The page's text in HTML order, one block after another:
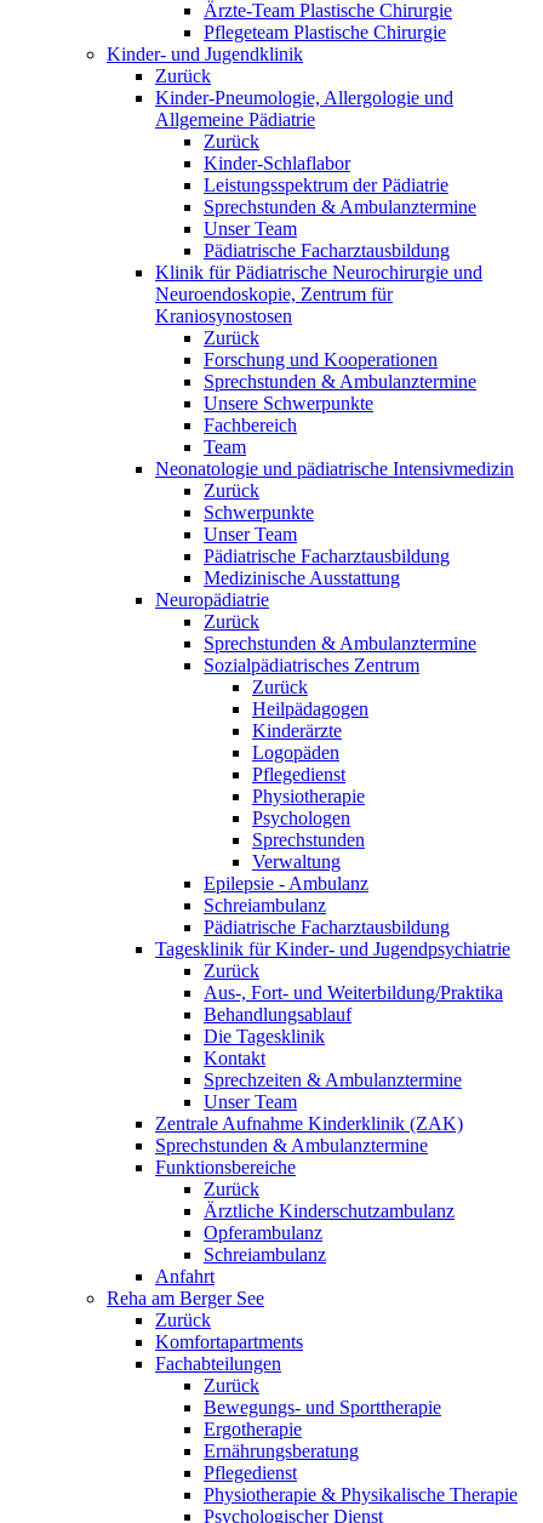
Ärzte-Team Plastische Chirurgie
Pflegeteam Plastische Chirurgie
Kinder- und Jugendklinik
Zurück
Kinder-Pneumologie, Allergologie und
Allgemeine Pädiatrie
Zurück
Kinder-Schlaflabor
Leistungsspektrum der Pädiatrie
Sprechstunden & Ambulanztermine
Unser Team
Pädiatrische Facharztausbildung
Klinik für Pädiatrische Neurochirurgie und
Neuroendoskopie, Zentrum für
Kraniosynostosen
Zurück
Forschung und Kooperationen
Sprechstunden & Ambulanztermine
Unsere Schwerpunkte
Fachbereich
Team
Neonatologie und pädiatrische Intensivmedizin
Zurück
Schwerpunkte
Unser Team
Pädiatrische Facharztausbildung
Medizinische Ausstattung
Neuropädiatrie
Zurück
Sprechstunden & Ambulanztermine
Sozialpädiatrisches Zentrum
Zurück
Heilpädagogen
Kinderärzte
Logopäden
Pflegedienst
Physiotherapie
Psychologen
Sprechstunden
Verwaltung
Epilepsie - Ambulanz
Schreiambulanz
Pädiatrische Facharztausbildung
Tagesklinik für Kinder- und Jugendpsychiatrie
Zurück
Aus-, Fort- und Weiterbildung/Praktika
Behandlungsablauf
Die Tagesklinik
Kontakt
Sprechzeiten & Ambulanztermine
Unser Team
Zentrale Aufnahme Kinderklinik (ZAK)
Sprechstunden & Ambulanztermine
Funktionsbereiche
Zurück
Ärztliche Kinderschutzambulanz
Opferambulanz
Schreiambulanz
Anfahrt
Reha am Berger See
Zurück
Komfortapartments
Fachabteilungen
Zurück
Bewegungs- und Sporttherapie
Ergotherapie
Ernährungsberatung
Pflegedienst
Physiotherapie & Physikalische Therapie
Psychologischer Dienst